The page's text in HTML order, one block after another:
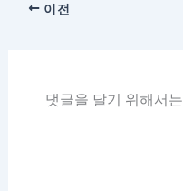
이전
댓글을 달기 위해서는